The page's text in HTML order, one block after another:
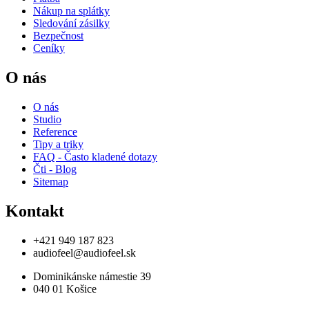
Nákup na splátky
Sledování zásilky
Bezpečnost
Ceníky
O nás
O nás
Studio
Reference
Tipy a triky
FAQ - Často kladené dotazy
Čti - Blog
Sitemap
Kontakt
+421 949 187 823
audiofeel@audiofeel.sk
Dominikánske námestie 39
040 01 Košice